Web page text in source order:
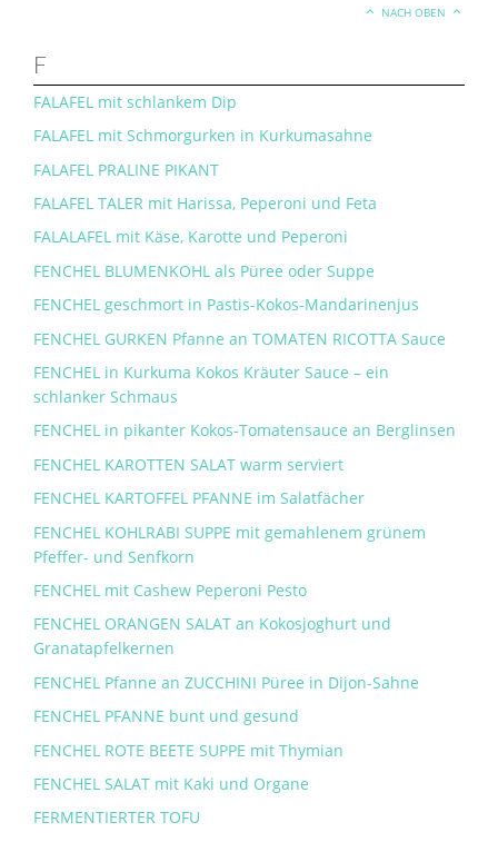
NACH OBEN
F
FALAFEL mit schlankem Dip
FALAFEL mit Schmorgurken in Kurkumasahne
FALAFEL PRALINE PIKANT
FALAFEL TALER mit Harissa, Peperoni und Feta
FALALAFEL mit Käse, Karotte und Peperoni
FENCHEL BLUMENKOHL als Püree oder Suppe
FENCHEL geschmort in Pastis-Kokos-Mandarinenjus
FENCHEL GURKEN Pfanne an TOMATEN RICOTTA Sauce
FENCHEL in Kurkuma Kokos Kräuter Sauce – ein
schlanker Schmaus
FENCHEL in pikanter Kokos-Tomatensauce an Berglinsen
FENCHEL KAROTTEN SALAT warm serviert
FENCHEL KARTOFFEL PFANNE im Salatfächer
FENCHEL KOHLRABI SUPPE mit gemahlenem grünem
Pfeffer- und Senfkorn
FENCHEL mit Cashew Peperoni Pesto
FENCHEL ORANGEN SALAT an Kokosjoghurt und
Granatapfelkernen
FENCHEL Pfanne an ZUCCHINI Püree in Dijon-Sahne
FENCHEL PFANNE bunt und gesund
FENCHEL ROTE BEETE SUPPE mit Thymian
FENCHEL SALAT mit Kaki und Organe
FERMENTIERTER TOFU